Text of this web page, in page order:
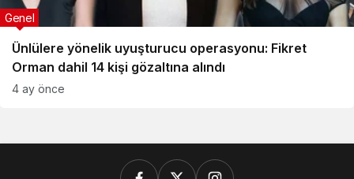
Ünlülere yönelik uyuşturucu operasyonu: Fikret
Orman dahil 14 kişi gözaltına alındı
Genel
4 ay önce